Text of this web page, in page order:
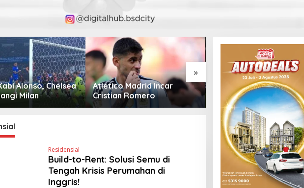
»
Alonso, Chelsea
Milan
Atletico Madrid Incar
Cristian Romero
Chelsea Datangi Jakarta
Demi AC Milan
Residensial
Build-to-Rent: Solusi Semu di
Tengah Krisis Perumahan di
Inggris!